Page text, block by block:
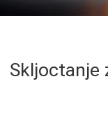
Skljoctanje